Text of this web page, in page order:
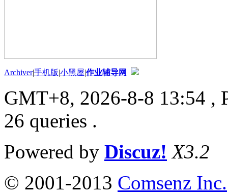
Archiver|手机版|小黑屋|作业辅导网
GMT+8, 2026-8-8 13:54 ,
26 queries .
Powered by Discuz! X3.2
© 2001-2013 Comsenz Inc.